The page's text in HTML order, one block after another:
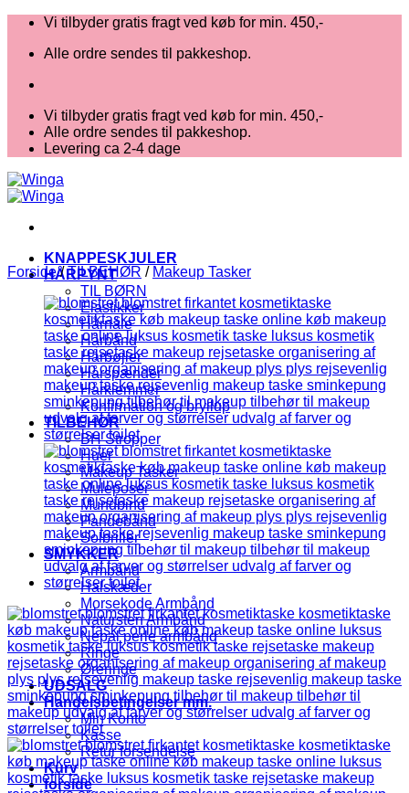
Fortsæt
indhold
Vi tilbyder gratis fragt ved køb for min. 450,-
Alle ordre sendes til pakkeshop.
Vi tilbyder gratis fragt ved køb for min. 450,-
Alle ordre sendes til pakkeshop.
Levering ca 2-4 dage
KNAPPESKJULER
HÅRPYNT
TIL BØRN
Elastikker
Hårnåle
Hårbånd
Hårbøjler
Hårspænder
Hårklemmer
Konfirmation og bryllup
TILBEHØR
BH Stropper
Huer
Makeup Tasker
Muleposer
Mundbind
Pandebånd
Solbriller
SMYKKER
Armbånd
Halskæder
Morsekode Armbånd
Natursten Armbånd
Nepal perle armbånd
Ringe
Øreringe
UDSALG
Handelsbetingelser mm.
Min Konto
Kasse
Retur forsendelse
Kurv
forside
Forside / TILBEHØR / Makeup Tasker